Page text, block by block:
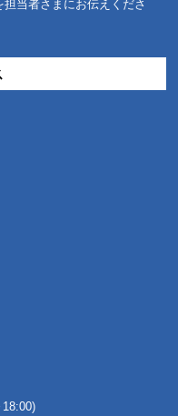
当者さまにお伝えくださ